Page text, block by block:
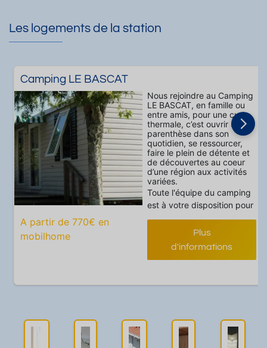
Les logements de la station
Camping LE BASCAT
Nous rejoindre au Camping
LE BASCAT, en famille ou
entre amis, pour une cure
thermale, c’est ouvrir une
parenthèse dans son
quotidien, se ressourcer,
faire le plein de détente et
de découvertes au coeur
d’une région aux activités
variées.
Toute l'équipe du camping
est à votre disposition pour
que votre séjour rime avec
détente, confort et
convivialité.
Navettes gratuites vers les
établissements thermaux,
station de vélo en libre-
A partir de 770€ en
mobilhome
Plus
d'informations